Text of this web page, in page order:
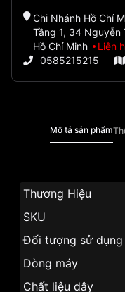
Chi Nhánh Hồ Chí
Tầng 1, 34 Nguyễn
Hồ Chí Minh
Liên
0585215215
Mô tả sản phẩm
Thương Hiệu
SKU
Đối tượng sử dụng
Dòng máy
Chất liệu dây